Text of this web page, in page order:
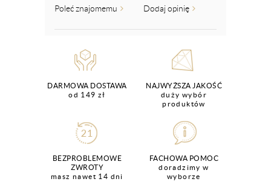
Poleć znajomemu Dodaj opinię
DARMOWA DOSTAWA
od 149 zł
NAJWYŻSZA JAKOŚĆ
duży wybór
produktów
BEZPROBLEMOWE
ZWROTY
masz nawet 14 dni
FACHOWA POMOC
doradzimy w
wyborze